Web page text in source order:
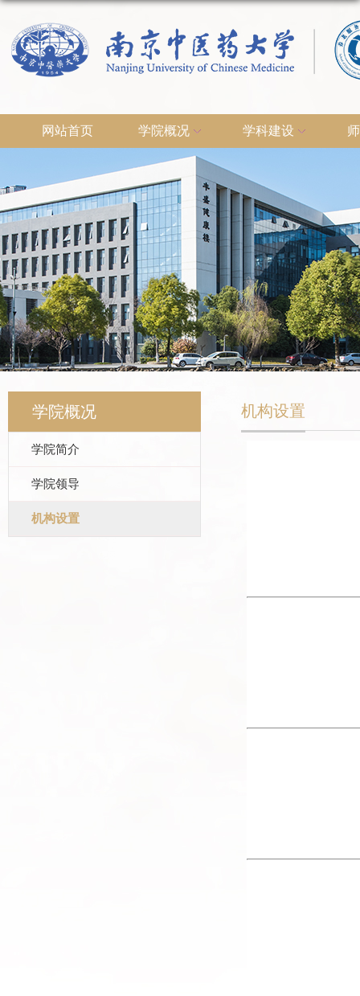
网站首页 学院概况 学科建设
学院概况
学院简介
学院领导
机构设置
机构设置